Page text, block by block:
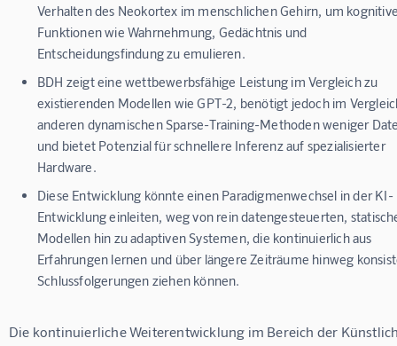
Verhalten des Neokortex im menschlichen Gehirn, um
Funktionen wie Wahrnehmung, Gedächtnis und
Entscheidungsfindung zu emulieren.
BDH zeigt eine wettbewerbsfähige Leistung im Vergleich zu
existierenden Modellen wie GPT-2, benötigt jedoch im
anderen dynamischen Sparse-Training-Methoden weniger
und bietet Potenzial für schnellere Inferenz auf spezialisierter
Hardware.
Diese Entwicklung könnte einen Paradigmenwechsel in der KI-
Entwicklung einleiten, weg von rein datengesteuerten,
Modellen hin zu adaptiven Systemen, die kontinuierlich aus
Erfahrungen lernen und über längere Zeiträume hinweg
Schlussfolgerungen ziehen können.
Die kontinuierliche Weiterentwicklung im Bereich der